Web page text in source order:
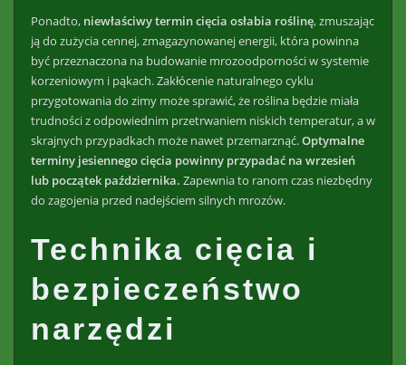
Ponadto, niewłaściwy termin cięcia osłabia roślinę, zmuszając
ją do zużycia cennej, zmagazynowanej energii, która powinna
być przeznaczona na budowanie mrozoodporności w systemie
korzeniowym i pąkach. Zakłócenie naturalnego cyklu
przygotowania do zimy może sprawić, że roślina będzie miała
trudności z odpowiednim przetrwaniem niskich temperatur, a w
skrajnych przypadkach może nawet przemarznąć.Optymalne
terminy jesiennego cięcia powinny przypadać na wrzesień
lub początek października. Zapewnia to ranom czas niezbędny
do zagojenia przed nadejściem silnych mrozów.
Technika cięcia i
bezpieczeństwo
narzędzi